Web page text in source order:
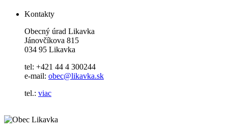
Kontakty
Obecný úrad Likavka
Jánovčíkova 815
034 95 Likavka
tel: +421 44 4 300244
e-mail: obec@likavka.sk
tel.: viac